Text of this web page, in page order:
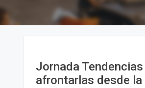
Jornada
afrontarlas desde